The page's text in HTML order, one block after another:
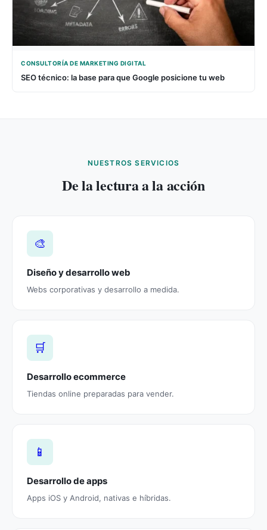
CONSULTORÍA DE MARKETING DIGITAL
SEO técnico: la base para que Google posicione tu web
NUESTROS SERVICIOS
De la lectura a la acción
🎨
Diseño y desarrollo web
Webs corporativas y desarrollo a medida.
🛒
Desarrollo ecommerce
Tiendas online preparadas para vender.
📱
Desarrollo de apps
Apps iOS y Android, nativas e híbridas.